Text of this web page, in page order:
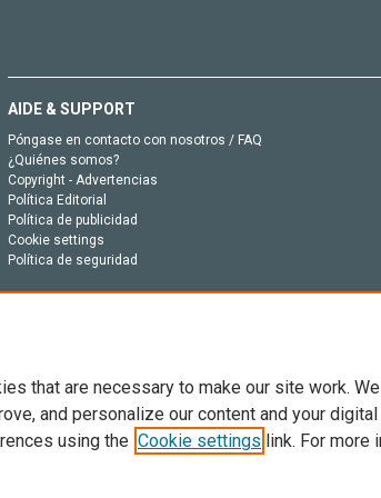
AIDE & SUPPORT
Póngase en contacto con nosotros / FAQ
¿Quiénes somos?
Copyright - Advertencias
Política Editorial
Política de publicidad
Cookie settings
Política de seguridad
Todo el contenido en este sitio: Copyright © 2026 Elsevier,
that are necessary to make our site work.
and personalize our content and your
using the Cookie settings link. For more